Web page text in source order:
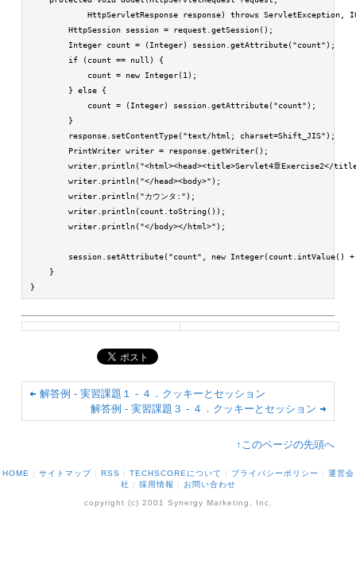
HttpServletResponse response) throws ServletException,
        HttpSession session = request.getSession();
        Integer count = (Integer) session.getAttribute("count");
        if (count == null) {
            count = new Integer(1);
        } else {
            count = (Integer) session.getAttribute("count");
        }
        response.setContentType("text/html; charset=Shift_JIS");
        PrintWriter writer = response.getWriter();
writer.println("<html><head><title>Servlet4章Exercise2</
        writer.println("</head><body>");
        writer.println("カウンタ:");
        writer.println(count.toString());
        writer.println("</body></html>");
session.setAttribute("count", new Integer(count.intValue()
    }
}
解答例 - 実習課題１ - ４．クッキーとセッション
解答例 - 実習課題３ - ４．クッキーとセッション
↑このページの先頭へ
HOME サイトマップ RSS TECHSCOREについて プライバシーポリシー
運営会
社
採用情報 お問い合わせ
copyright (c) 2001 Synergy Marketing, Inc.